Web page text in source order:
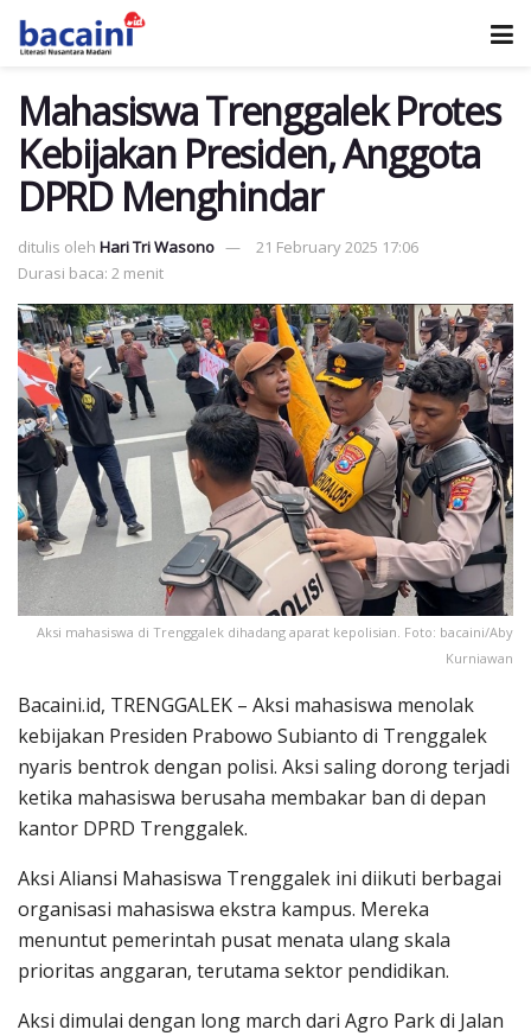
Mahasiswa Trenggalek Protes
Kebijakan Presiden, Anggota
DPRD Menghindar
ditulis oleh Hari Tri Wasono
21 February 2025 17:06
Durasi baca: 2 menit
Aksi mahasiswa di Trenggalek dihadang aparat kepolisian. Foto: bacaini/Aby
Kurniawan
Bacaini.id, TRENGGALEK – Aksi mahasiswa menolak
kebijakan Presiden Prabowo Subianto di Trenggalek
nyaris bentrok dengan polisi. Aksi saling dorong terjadi
ketika mahasiswa berusaha membakar ban di depan
kantor DPRD Trenggalek.
Aksi Aliansi Mahasiswa Trenggalek ini diikuti berbagai
organisasi mahasiswa ekstra kampus. Mereka
menuntut pemerintah pusat menata ulang skala
prioritas anggaran, terutama sektor pendidikan.
Aksi dimulai dengan long march dari Agro Park di Jalan